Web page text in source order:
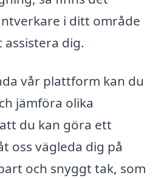
i ditt område
dig.
vår plattform kan du
jämföra olika
du kan göra ett
oss vägleda dig på
och snyggt tak, som